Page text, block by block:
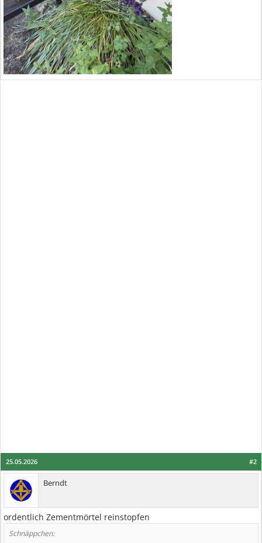
#2
25.05.2026
Berndt
ordentlich Zementmörtel reinstopfen
Schnäppchen: